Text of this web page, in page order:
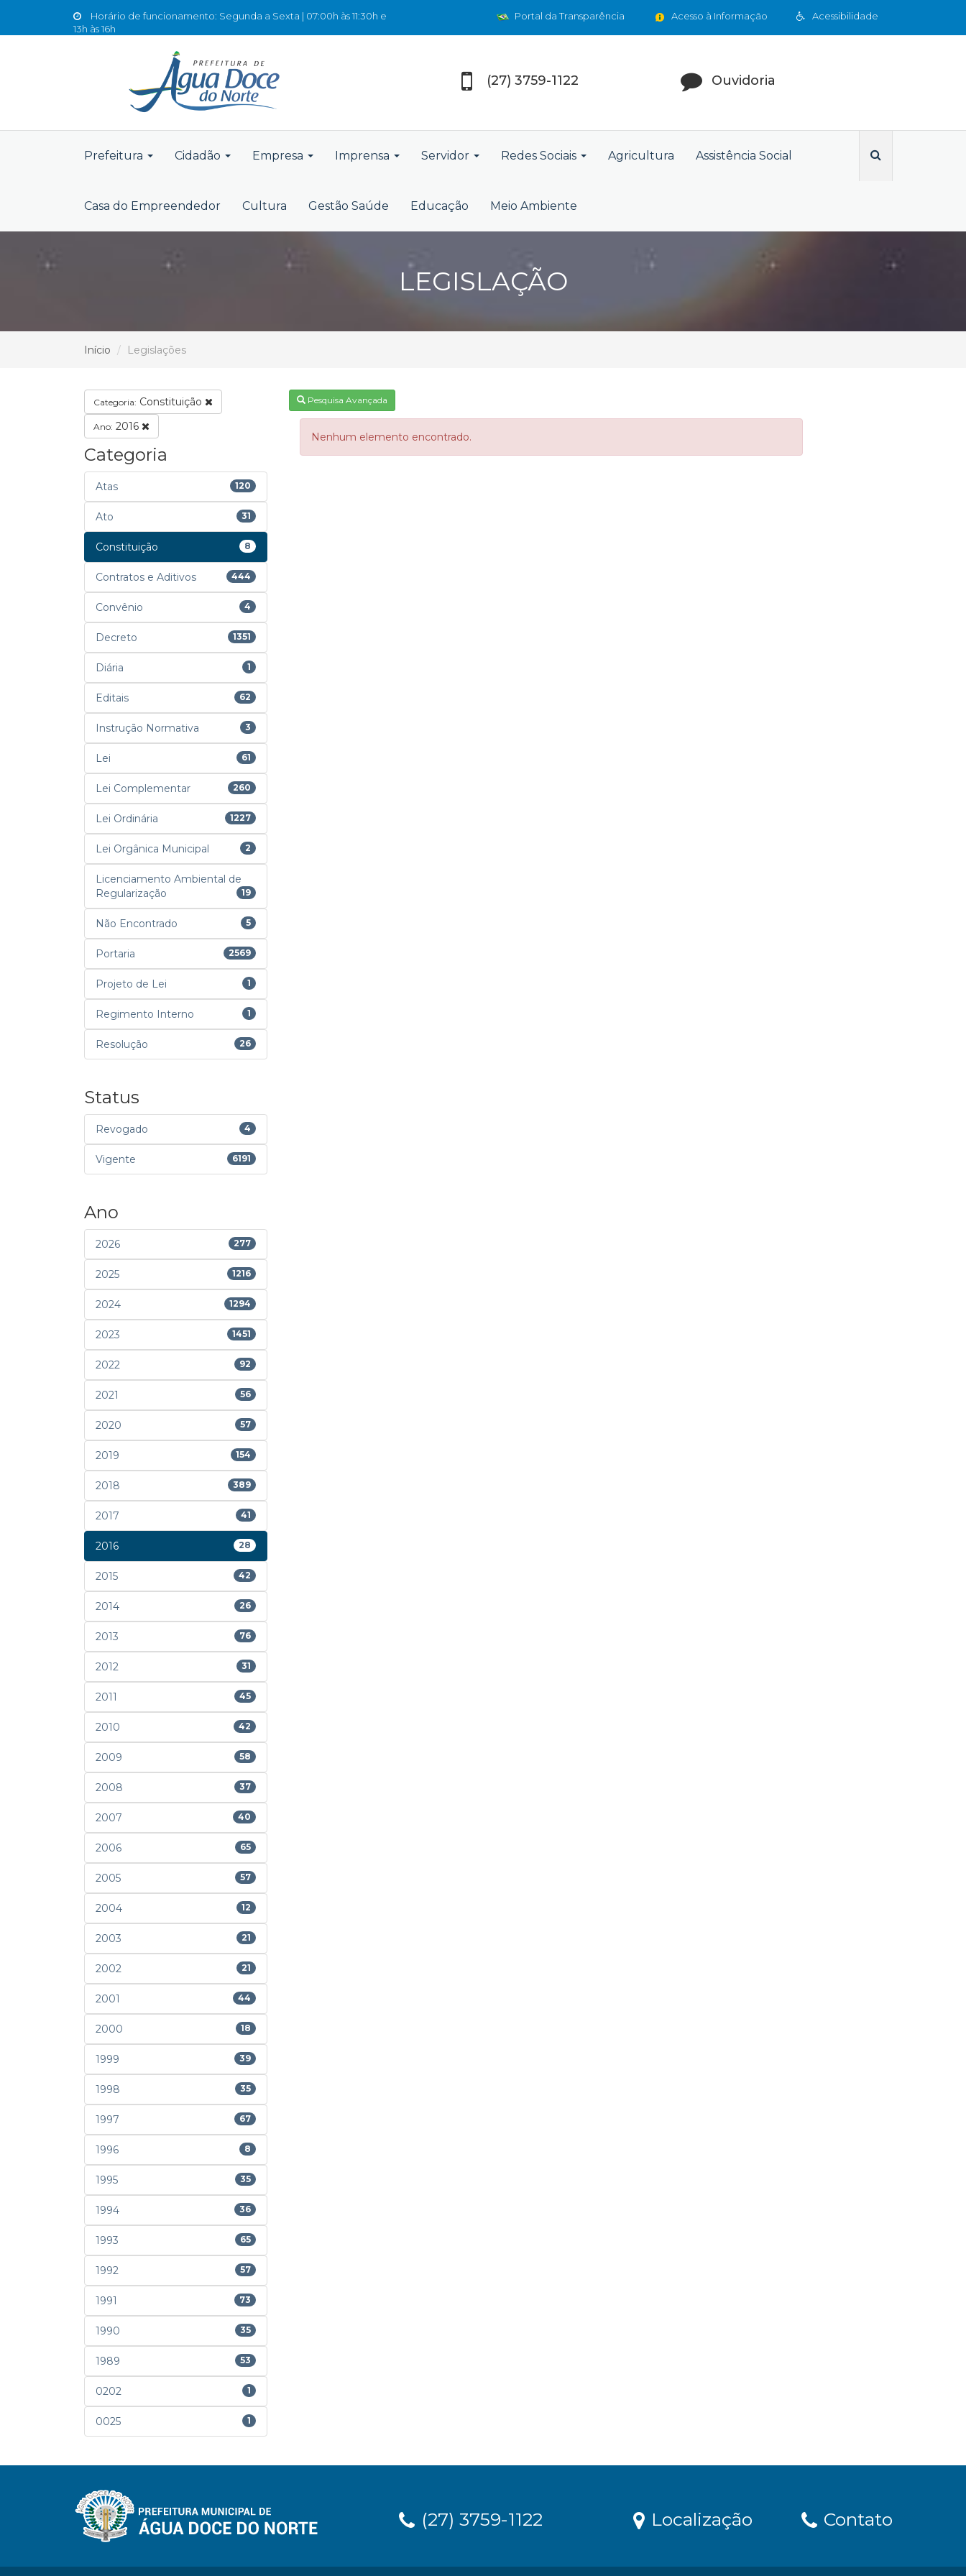
Horário de funcionamento: Segunda a Sexta | 07:00h às 11:30h e
13h às 16h
Acessibilidade
Acesso à Informação
Portal da Transparência
(27) 3759-1122 Ouvidoria
Prefeitura Cidadão Empresa Imprensa Servidor Redes Sociais Agricultura Assistência Social
Casa do Empreendedor Cultura Gestão Saúde Educação Meio Ambiente
LEGISLAÇÃO
Início Legislações
Categoria: Constituição
Ano: 2016
Categoria
Atas 120
Ato 31
Constituição 8
Contratos e Aditivos 444
Convênio 4
Decreto 1351
Diária 1
Editais 62
Instrução Normativa 3
Lei 61
Lei Complementar 260
Lei Ordinária 1227
Lei Orgânica Municipal 2
Licenciamento Ambiental de
Regularização
19
Não Encontrado 5
Portaria 2569
Projeto de Lei 1
Regimento Interno 1
Resolução 26
Status
Revogado 4
Vigente 6191
Ano
2026 277
2025 1216
2024 1294
2023 1451
2022 92
2021 56
2020 57
2019 154
2018 389
2017 41
2016 28
2015 42
2014 26
2013 76
2012 31
2011 45
2010 42
2009 58
2008 37
2007 40
2006 65
2005 57
2004 12
2003 21
2002 21
2001 44
2000 18
1999 39
1998 35
1997 67
1996 8
1995 35
1994 36
1993 65
1992 57
1991 73
1990 35
1989 53
0202 1
0025 1
Pesquisa Avançada
Nenhum elemento encontrado.
(27) 3759-1122 Localização Contato